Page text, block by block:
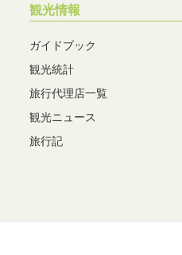
観光情報
ガイドブック
観光統計
旅行代理店一覧
観光ニュース
旅行記